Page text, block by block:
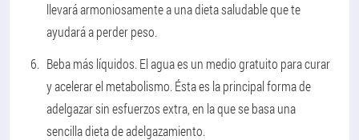
llevará armoniosamente a una dieta saludable que te
ayudará a perder peso.
Beba más líquidos. El agua es un medio gratuito para curar
y acelerar el metabolismo. Ésta es la principal forma de
adelgazar sin esfuerzos extra, en la que se basa una
sencilla dieta de adelgazamiento.